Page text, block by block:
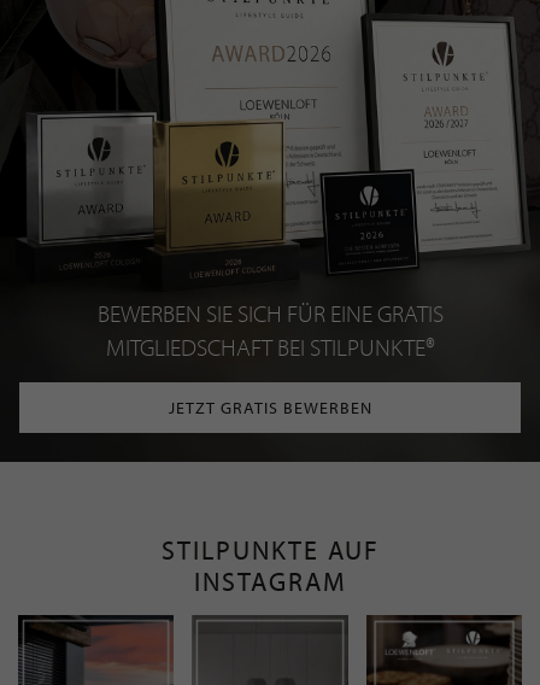
BEWERBEN SIE SICH FÜR EINE GRATIS
MITGLIEDSCHAFT BEI STILPUNKTE®
JETZT GRATIS BEWERBEN
STILPUNKTE AUF
INSTAGRAM